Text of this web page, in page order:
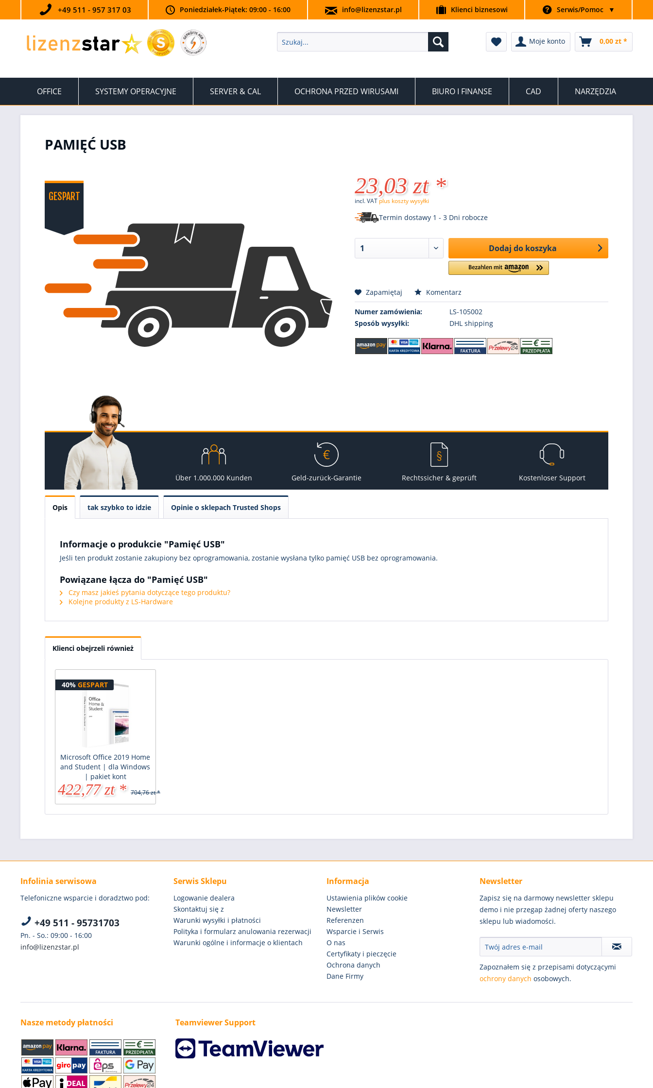
+49 511 - 957 317 03 Poniedziałek-Piątek: 09:00 - 16:00 info@lizenzstar.pl Klienci biznesowi Serwis/Pomoc ▼
Moje konto 0,00 zt *
OFFICE SYSTEMY OPERACYJNE SERVER & CAL OCHRONA PRZED WIRUSAMI BIURO I FINANSE CAD NARZĘDZIA
PAMIĘĆ USB
GESPART 23,03 zt *
incl. VAT plus koszty wysyłki
Termin dostawy 1 - 3 Dni robocze
Dodaj do koszyka
Zapamiętaj Komentarz
Numer zamówienia:
LS-105002
Sposób wysyłki:
DHL shipping
Über 1.000.000 Kunden Geld-zurück-Garantie Rechtssicher & geprüft Kostenloser Support
Opis tak szybko to idzie Opinie o sklepach Trusted Shops
Informacje o produkcie "Pamięć USB"
Jeśli ten produkt zostanie zakupiony bez oprogramowania, zostanie wysłana tylko pamięć USB bez oprogramowania.
Powiązane łącza do "Pamięć USB"
Czy masz jakieś pytania dotyczące tego produktu?
Kolejne produkty z LS-Hardware
Klienci obejrzeli również
40% GESPART
Microsoft Office 2019 Home
and Student | dla Windows
| pakiet kont
422,77 zt * 704,76 zt *
Infolinia serwisowa
Telefoniczne wsparcie i doradztwo pod:
+49 511 - 95731703
Pn. - So.: 09:00 - 16:00
info@lizenzstar.pl
Serwis Sklepu
Logowanie dealera
Skontaktuj się z
Warunki wysyłki i płatności
Polityka i formularz anulowania rezerwacji
Warunki ogólne i informacje o klientach
Informacja
Ustawienia plików cookie
Newsletter
Referenzen
Wsparcie i Serwis
O nas
Certyfikaty i pieczęcie
Ochrona danych
Dane Firmy
Newsletter
Zapisz się na darmowy newsletter sklepu
demo i nie przegap żadnej oferty naszego
sklepu lub wiadomości.
Zapoznałem się z przepisami dotyczącymi
ochrony danych osobowych.
Nasze metody płatności Teamviewer Support